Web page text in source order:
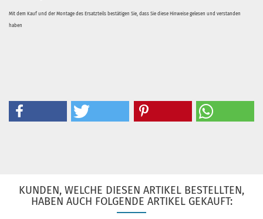
Mit dem Kauf und der Montage des Ersatzteils bestätigen Sie, dass Sie diese Hinweise gelesen und verstanden
haben
KUNDEN, WELCHE DIESEN ARTIKEL BESTELLTEN,
HABEN AUCH FOLGENDE ARTIKEL GEKAUFT: